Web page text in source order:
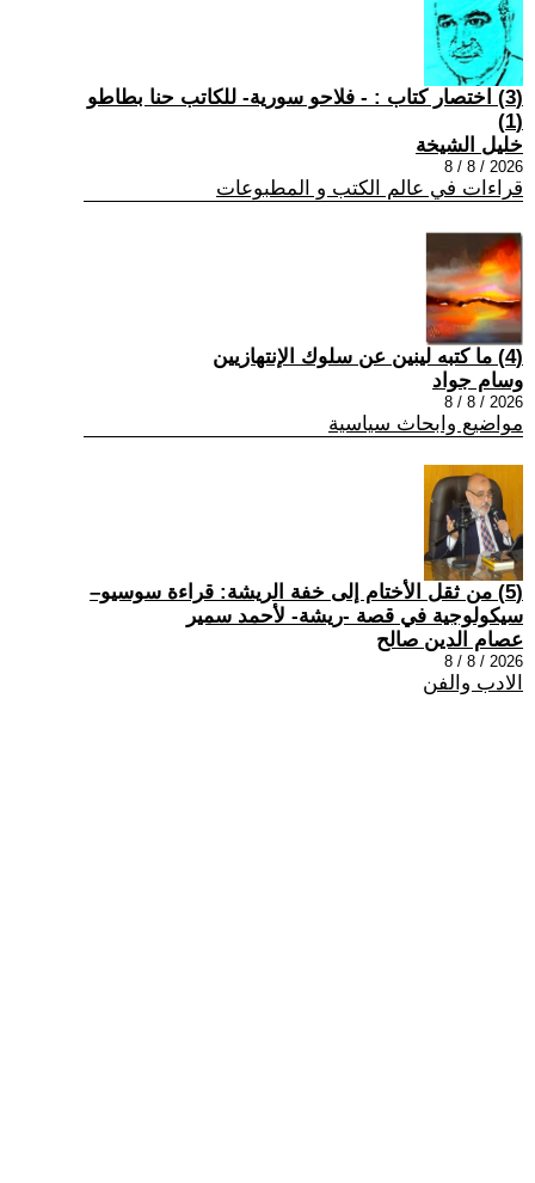
(3) اختصار كتاب : - فلاحو سورية- للكاتب حنا بطاطو
(1)
خليل الشيخة
2026 / 8 / 8
قراءات في عالم الكتب و المطبوعات
(4) ما كتبه لينين عن سلوك الإنتهازيين
وسام جواد
2026 / 8 / 8
مواضيع وابحاث سياسية
(5) من ثقل الأختام إلى خفة الريشة: قراءة سوسيو–
سيكولوجية في قصة -ريشة- لأحمد سمير
عصام الدين صالح
2026 / 8 / 8
الادب والفن